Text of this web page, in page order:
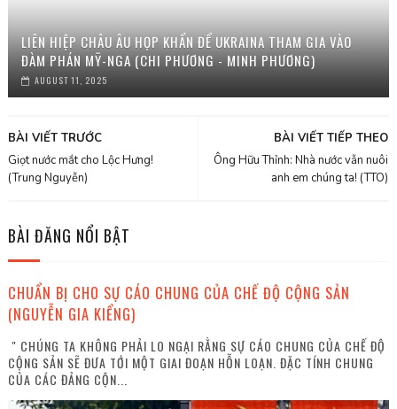
LIÊN HIỆP CHÂU ÂU HỌP KHẨN ĐỂ UKRAINA THAM GIA VÀO
ĐÀM PHÁN MỸ-NGA (CHI PHƯƠNG - MINH PHƯƠNG)
AUGUST 11, 2025
BÀI VIẾT TIẾP THEO
Ông Hữu Thỉnh: Nhà nước vẫn nuôi
anh em chúng ta! (TTO)
BÀI VIẾT TRƯỚC
Giọt nước mắt cho Lộc Hưng!
(Trung Nguyễn)
BÀI ĐĂNG NỔI BẬT
CHUẨN BỊ CHO SỰ CÁO CHUNG CỦA CHẾ ĐỘ CỘNG SẢN
(NGUYỄN GIA KIỂNG)
" CHÚNG TA KHÔNG PHẢI LO NGẠI RẰNG SỰ CÁO CHUNG CỦA CHẾ ĐỘ
CỘNG SẢN SẼ ĐƯA TỚI MỘT GIAI ĐOẠN HỖN LOẠN. ĐẶC TÍNH CHUNG
CỦA CÁC ĐẢNG CỘN...